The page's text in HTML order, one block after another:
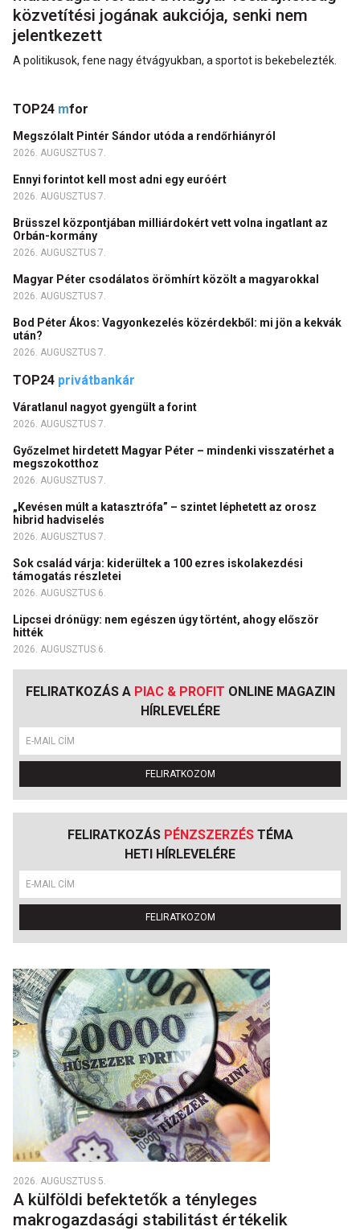
közvetítési jogának aukciója, senki nem
jelentkezett
A politikusok, fene nagy étvágyukban, a sportot is bekebelezték.
TOP24 mfor
Megszólalt Pintér Sándor utóda a rendőrhiányról
2026. AUGUSZTUS 7.
Ennyi forintot kell most adni egy euróért
2026. AUGUSZTUS 7.
Brüsszel központjában milliárdokért vett volna ingatlant az
Orbán-kormány
2026. AUGUSZTUS 7.
Magyar Péter csodálatos örömhírt közölt a magyarokkal
2026. AUGUSZTUS 7.
Bod Péter Ákos: Vagyonkezelés közérdekből: mi jön a kekvák
után?
2026. AUGUSZTUS 7.
TOP24 privátbankár
Váratlanul nagyot gyengült a forint
2026. AUGUSZTUS 7.
Győzelmet hirdetett Magyar Péter – mindenki visszatérhet a
megszokotthoz
2026. AUGUSZTUS 7.
„Kevésen múlt a katasztrófa” – szintet léphetett az orosz
hibrid hadviselés
2026. AUGUSZTUS 7.
Sok család várja: kiderültek a 100 ezres iskolakezdési
támogatás részletei
2026. AUGUSZTUS 6.
Lipcsei drónügy: nem egészen úgy történt, ahogy először
hitték
2026. AUGUSZTUS 6.
FELIRATKOZÁS A PIAC & PROFIT ONLINE MAGAZIN
HÍRLEVELÉRE
FELIRATKOZOM
FELIRATKOZÁS PÉNZSZERZÉSTÉMA
HETI HÍRLEVELÉRE
FELIRATKOZOM
2026. AUGUSZTUS 5.
A külföldi befektetők a tényleges
makrogazdasági stabilitást értékelik